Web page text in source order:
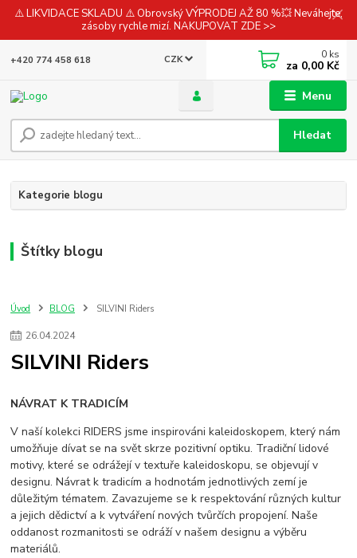
⚠️ LIKVIDACE SKLADU ⚠️ Obrovský VÝPRODEJ AŽ 80 %💥 Neváhejte,
zásoby rychle mizí. NAKUPOVAT ZDE >>
Menu
CZK
Hledat
+420 774 458 618 0 ks
za 0,00 Kč
Kategorie blogu
Štítky blogu
Úvod BLOG SILVINI Riders
26.04.2024
SILVINI Riders
NÁVRAT K TRADICÍM
V naší kolekci RIDERS jsme inspirováni kaleidoskopem, který nám
umožňuje dívat se na svět skrze pozitivní optiku. Tradiční lidové
motivy, které se odrážejí v textuře kaleidoskopu, se objevují v
designu. Návrat k tradicím a hodnotám jednotlivých zemí je
důležitým tématem. Zavazujeme se k respektování různých kultur
a jejich dědictví a k vytváření nových tvůrčích propojení. Naše
oddanost rozmanitosti se odráží v našem designu a výběru
materiálů.